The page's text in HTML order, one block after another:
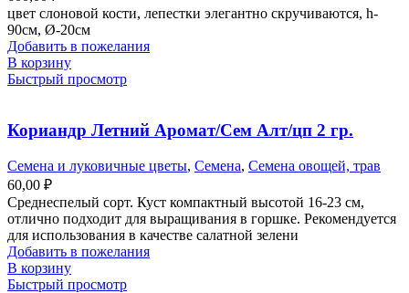
цвет слоновой кости, лепестки элегантно скручиваются, h-
90см, Ø-20см
Добавить в пожелания
В корзину
Быстрый просмотр
Кориандр Летний Аромат/Сем Алт/цп 2 гр.
Семена и луковичные цветы, Семена, Семена овощей, трав
60,00 ₽
Среднеспелый сорт. Куст компактный высотой 16-23 см,
отлично подходит для выращивания в горшке. Рекомендуется
для использования в качестве салатной зелени
Добавить в пожелания
В корзину
Быстрый просмотр